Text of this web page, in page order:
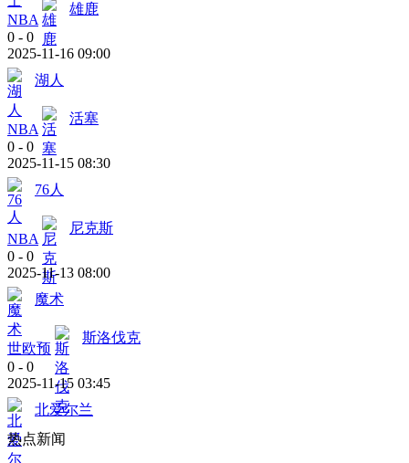
NBA
雄鹿
0 - 0
2025-11-16 09:00
湖人
NBA
活塞
0 - 0
2025-11-15 08:30
76人
NBA
尼克斯
0 - 0
2025-11-13 08:00
魔术
世欧预
斯洛伐克
0 - 0
2025-11-15 03:45
北爱尔兰
热点新闻